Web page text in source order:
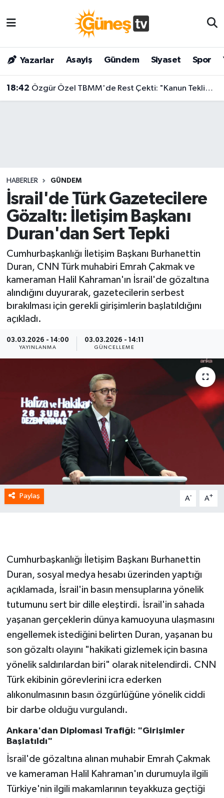
Yazarlar Asayiş Gündem Siyaset Spor
18:42 Özgür Özel TBMM'de Rest Çekti: "Kanun Teklifine İmza Atma Niyetimiz Yok!"
HABERLER GÜNDEM
İsrail'de Türk Gazetecilere
Gözaltı: İletişim Başkanı
Duran'dan Sert Tepki
Cumhurbaşkanlığı İletişim Başkanı Burhanettin
Duran, CNN Türk muhabiri Emrah Çakmak ve
kameraman Halil Kahraman'ın İsrail'de gözaltına
alındığını duyurarak, gazetecilerin serbest
bırakılması için gerekli girişimlerin başlatıldığını
açıkladı.
03.03.2026 - 14:00
YAYINLANMA
03.03.2026 - 14:11
GÜNCELLEME
Paylaş A- A+
Cumhurbaşkanlığı İletişim Başkanı Burhanettin
Duran, sosyal medya hesabı üzerinden yaptığı
açıklamada, İsrail'in basın mensuplarına yönelik
tutumunu sert bir dille eleştirdi. İsrail'in sahada
yaşanan gerçeklerin dünya kamuoyuna ulaşmasını
engellemek istediğini belirten Duran, yaşanan bu
son gözaltı olayını "hakikati gizlemek için basına
yönelik saldırılardan biri" olarak nitelendirdi. CNN
Türk ekibinin görevlerini icra ederken
alıkonulmasının basın özgürlüğüne yönelik ciddi
bir darbe olduğu vurgulandı.
Ankara'dan Diplomasi Trafiği: "Girişimler
Başlatıldı"
İsrail'de gözaltına alınan muhabir Emrah Çakmak
ve kameraman Halil Kahraman'ın durumuyla ilgili
Türkiye'nin ilgili makamlarının teyakkuza geçtiği
Bilim & Teknoloji
Dünya
Magazin
Siyaset
Spor
Yaşam
Malatya Nöbetçi Eczaneler
Malatya Hava Durumu
Malatya Namaz Vakitleri
Son Dakika Haberleri
Haber Arşivi